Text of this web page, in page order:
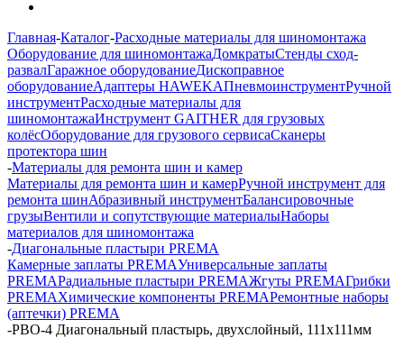
Главная-Каталог-Расходные материалы для шиномонтажа
Оборудование для шиномонтажаДомкратыСтенды сход-
развалГаражное оборудованиеДископравное
оборудованиеАдаптеры HAWEKAПневмоинструментРучной
инструментРасходные материалы для
шиномонтажаИнструмент GAITHER для грузовых
колёсОборудование для грузового сервисаСканеры
протектора шин
-Материалы для ремонта шин и камер
Материалы для ремонта шин и камерРучной инструмент для
ремонта шинАбразивный инструментБалансировочные
грузыВентили и сопутствующие материалыНаборы
материалов для шиномонтажа
-Диагональные пластыри PREMA
Камерные заплаты PREMAУниверсальные заплаты
PREMAРадиальные пластыри PREMAЖгуты PREMAГрибки
PREMAХимические компоненты PREMAРемонтные наборы
(аптечки) PREMA
-PBO-4 Диагональный пластырь, двухслойный, 111х111мм